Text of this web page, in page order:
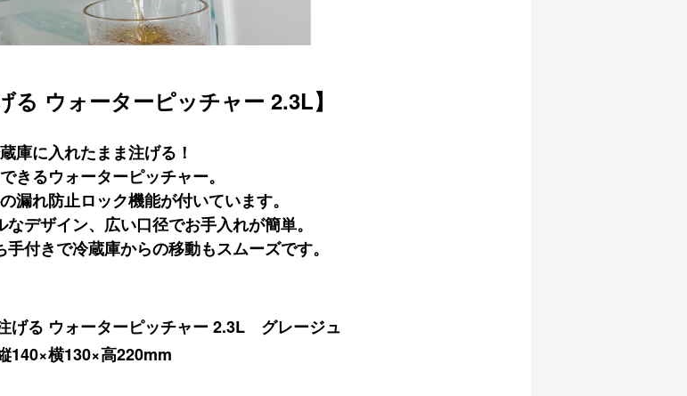
る ウォーターピッチャー 2.3L】
庫に入れたまま注げる！
きるウォーターピッチャー。
漏れ防止ロック機能が付いています。
デザイン、広い口径でお手入れが簡単。
付きで冷蔵庫からの移動もスムーズです。
げる ウォーターピッチャー 2.3L グレージュ
140×横130×高220mm